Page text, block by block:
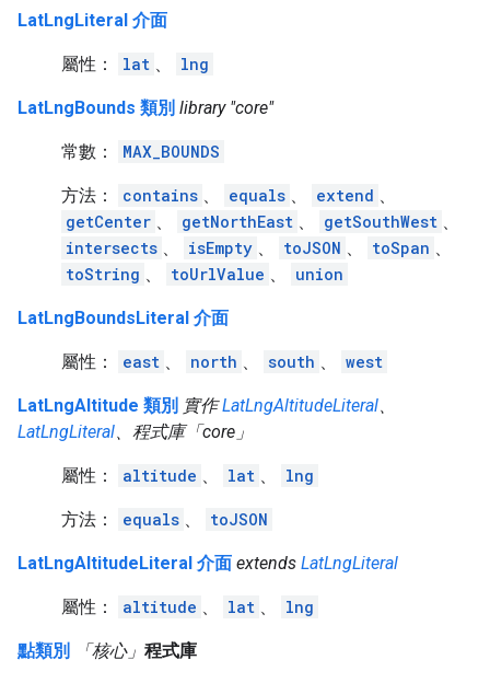
LatLngLiteral 介面
屬性： lat 、 lng
LatLngBounds 類別 library "core"
常數： MAX_BOUNDS
方法： contains 、 equals 、 extend 、
getCenter 、 getNorthEast 、 getSouthWest 、
intersects 、 isEmpty 、 toJSON 、 toSpan 、
toString 、 toUrlValue 、 union
LatLngBoundsLiteral 介面
屬性： east 、 north 、 south 、 west
LatLngAltitude 類別 實作LatLngAltitudeLiteral、
LatLngLiteral、程式庫「core」
屬性： altitude 、 lat 、 lng
方法： equals 、 toJSON
LatLngAltitudeLiteral 介面 extends LatLngLiteral
屬性： altitude 、 lat 、 lng
點類別 「核心」 程式庫